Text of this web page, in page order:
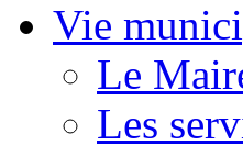
Vie
Le
Les